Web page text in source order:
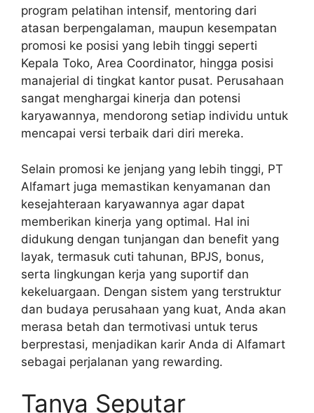
program pelatihan intensif, mentoring dari
atasan berpengalaman, maupun kesempatan
promosi ke posisi yang lebih tinggi seperti
Kepala Toko, Area Coordinator, hingga posisi
manajerial di tingkat kantor pusat. Perusahaan
sangat menghargai kinerja dan potensi
karyawannya, mendorong setiap individu untuk
mencapai versi terbaik dari diri mereka.
Selain promosi ke jenjang yang lebih tinggi, PT
Alfamart juga memastikan kenyamanan dan
kesejahteraan karyawannya agar dapat
memberikan kinerja yang optimal. Hal ini
didukung dengan tunjangan dan benefit yang
layak, termasuk cuti tahunan, BPJS, bonus,
serta lingkungan kerja yang suportif dan
kekeluargaan. Dengan sistem yang terstruktur
dan budaya perusahaan yang kuat, Anda akan
merasa betah dan termotivasi untuk terus
berprestasi, menjadikan karir Anda di Alfamart
sebagai perjalanan yang rewarding.
Tanya Seputar